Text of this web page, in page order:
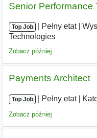
Senior Performance
Top Job Pełny etat|
Technologies
Zobacz później
Payments Architect
Top Job Pełny etat|
Zobacz później